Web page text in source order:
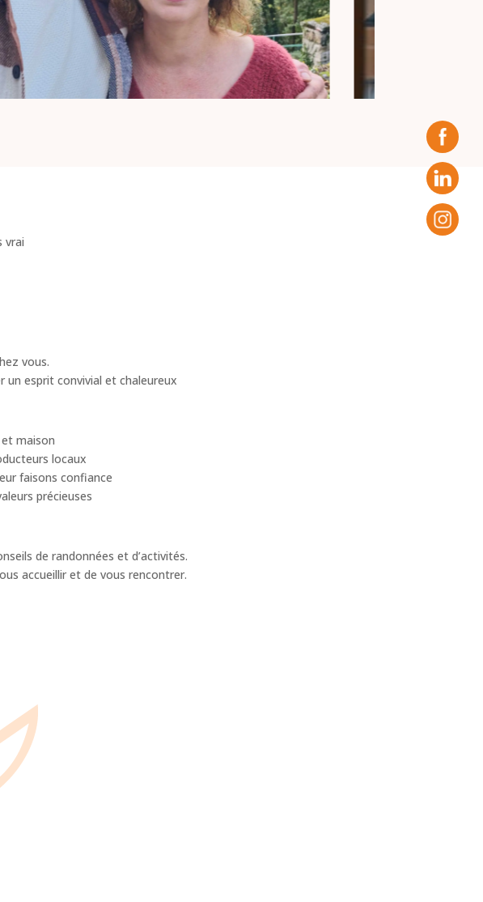
vrai
vous.
un esprit convivial et chaleureux
maison
locaux
faisons confiance
précieuses
de randonnées et d’activités.
accueillir et de vous rencontrer.